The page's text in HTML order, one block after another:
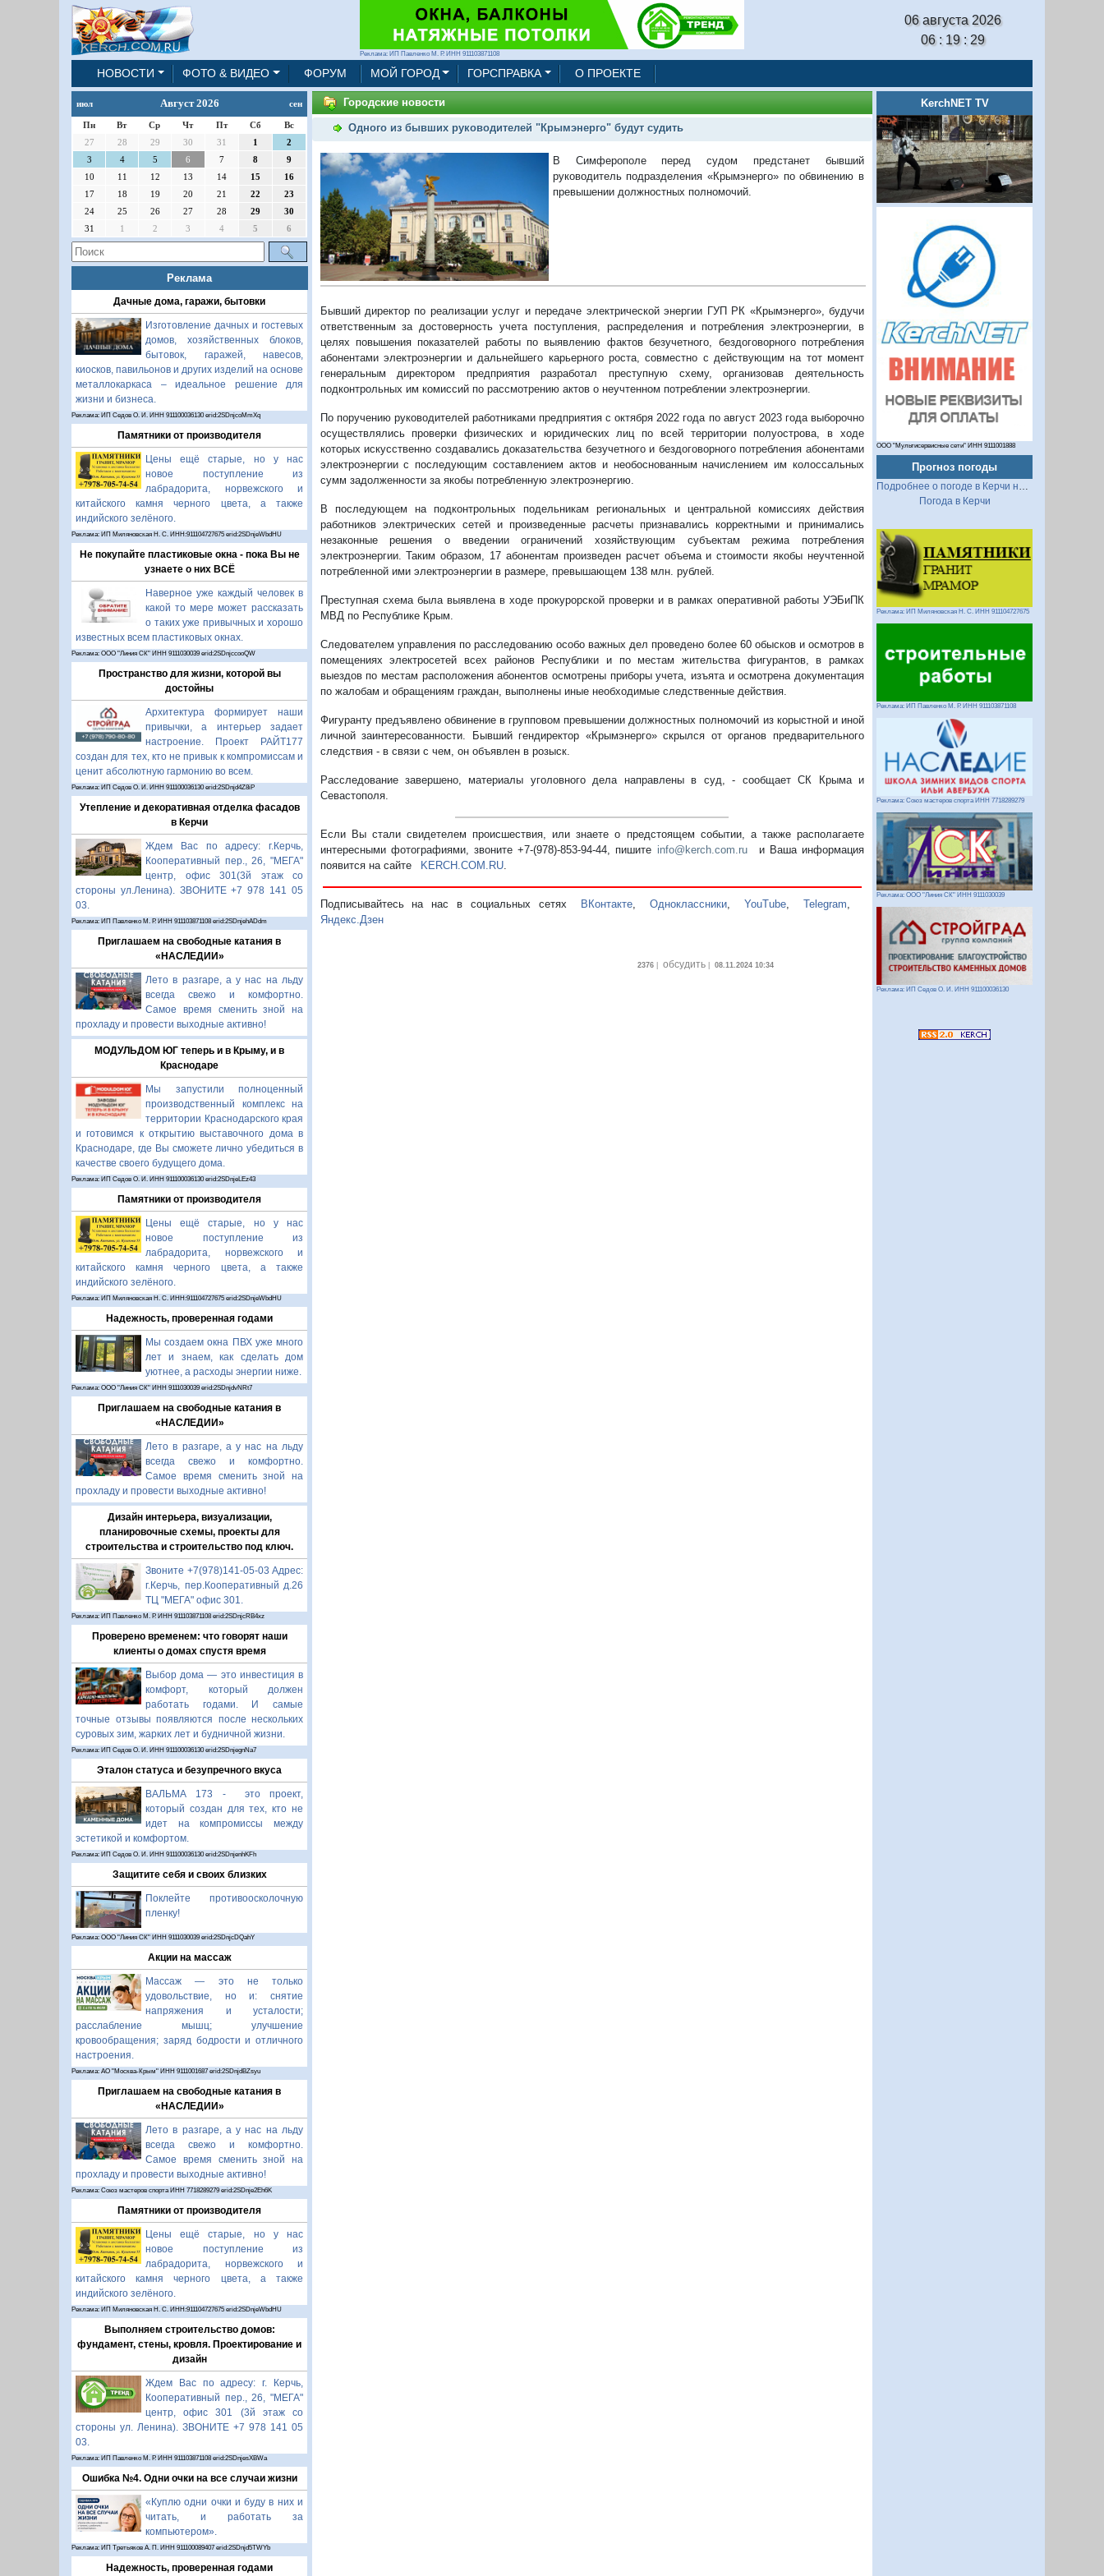
Реклама: ИП Павленко М. Р. ИНН 911103871108
06 августа 2026
06 : 19 : 29
НОВОСТИ ФОТО & ВИДЕО ФОРУМ МОЙ ГОРОД ГОРСПРАВКА О ПРОЕКТЕ
июл Август 2026 сен
Пн Вт Ср Чт Пт Сб
Вс
27
28 29 30 31 1
2
3
4 5 6 7 8
9
10
11 12 13 14 15
16
17
18 19 20 21 22
23
24
25 26 27 28 29
30
31
1 2 3 4 5 6
Реклама
Дачные дома, гаражи, бытовки
Изготовление дачных и гостевых
домов, хозяйственных блоков,
бытовок, гаражей, навесов,
киосков, павильонов и других изделий на основе
металлокаркаса – идеальное решение для
жизни и бизнеса.
Реклама: ИП Седов О. И. ИНН 911100036130 erid:2SDnjcoMmXq
Памятники от производителя
Цены ещё старые, но у нас
новое поступление из
лабрадорита, норвежского и
китайского камня черного цвета, а также
индийского зелёного.
Реклама: ИП Миляновская Н. С. ИНН:911104727675 erid:2SDnjeWbdHU
Не покупайте пластиковые окна - пока Вы не
узнаете о них ВСЁ
Наверное уже каждый человек в
какой то мере может рассказать
о таких уже привычных и хорошо
известных всем пластиковых окнах.
Реклама: ООО "Линия СК" ИНН 9111030039 erid:2SDnjccooQW
Пространство для жизни, которой вы
достойны
Архитектура формирует наши
привычки, а интерьер задает
настроение. Проект РАЙТ177
создан для тех, кто не привык к компромиссам и
ценит абсолютную гармонию во всем.
Реклама: ИП Седов О. И. ИНН 911100036130 erid:2SDnjd4Z8iP
Утепление и декоративная отделка фасадов
в Керчи
Ждем Вас по адресу: г.Керчь,
Кооперативный пер., 26, "МЕГА"
центр, офис 301(3й этаж со
стороны ул.Ленина). ЗВОНИТЕ +7 978 141 05
03.
Реклама: ИП Павленко М. Р. ИНН 911103871108 erid:2SDnjehADdm
Приглашаем на свободные катания в
«НАСЛЕДИИ»
Лето в разгаре, а у нас на льду
всегда свежо и комфортно.
Самое время сменить зной на
прохладу и провести выходные активно!
МОДУЛЬДОМ ЮГ теперь и в Крыму, и в
Краснодаре
Мы запустили полноценный
производственный комплекс на
территории Краснодарского края
и готовимся к открытию выставочного дома в
Краснодаре, где Вы сможете лично убедиться в
качестве своего будущего дома.
Реклама: ИП Седов О. И. ИНН 911100036130 erid:2SDnjeLEz43
Памятники от производителя
Цены ещё старые, но у нас
новое поступление из
лабрадорита, норвежского и
китайского камня черного цвета, а также
индийского зелёного.
Реклама: ИП Миляновская Н. С. ИНН:911104727675 erid:2SDnjeWbdHU
Надежность, проверенная годами
Мы создаем окна ПВХ уже много
лет и знаем, как сделать дом
уютнее, а расходы энергии ниже.
Реклама: ООО "Линия СК" ИНН 9111030039 erid:2SDnjdvNRt7
Приглашаем на свободные катания в
«НАСЛЕДИИ»
Лето в разгаре, а у нас на льду
всегда свежо и комфортно.
Самое время сменить зной на
прохладу и провести выходные активно!
Дизайн интерьера, визуализации,
планировочные схемы, проекты для
строительства и строительство под ключ.
Звоните +7(978)141-05-03 Адрес:
г.Керчь, пер.Кооперативный д.26
ТЦ "МЕГА" офис 301.
Реклама: ИП Павленко М. Р. ИНН 911103871108 erid:2SDnjcRB4xz
Проверено временем: что говорят наши
клиенты о домах спустя время
Выбор дома — это инвестиция в
комфорт, который должен
работать годами. И самые
точные отзывы появляются после нескольких
суровых зим, жарких лет и будничной жизни.
Реклама: ИП Седов О. И. ИНН 911100036130 erid:2SDnjegnNa7
Эталон статуса и безупречного вкуса
ВАЛЬМА 173 - это проект,
который создан для тех, кто не
идет на компромиссы между
эстетикой и комфортом.
Реклама: ИП Седов О. И. ИНН 911100036130 erid:2SDnjenhKFh
Защитите себя и своих близких
Поклейте противоосколочную
пленку!
Реклама: ООО "Линия СК" ИНН 9111030039 erid:2SDnjcDQahY
Акции на массаж
Массаж — это не только
удовольствие, но и: снятие
напряжения и усталости;
расслабление мышц; улучшение
кровообращения; заряд бодрости и отличного
настроения.
Реклама: АО "Москва-Крым" ИНН 9111001687 erid:2SDnjdBZsyu
Приглашаем на свободные катания в
«НАСЛЕДИИ»
Лето в разгаре, а у нас на льду
всегда свежо и комфортно.
Самое время сменить зной на
прохладу и провести выходные активно!
Реклама: Союз мастеров спорта ИНН 7718289279 erid:2SDnje2Eh6K
Памятники от производителя
Цены ещё старые, но у нас
новое поступление из
лабрадорита, норвежского и
китайского камня черного цвета, а также
индийского зелёного.
Реклама: ИП Миляновская Н. С. ИНН:911104727675 erid:2SDnjeWbdHU
Выполняем строительство домов:
фундамент, стены, кровля. Проектирование и
дизайн
Ждем Вас по адресу: г. Керчь,
Кооперативный пер., 26, "МЕГА"
центр, офис 301 (3й этаж со
стороны ул. Ленина). ЗВОНИТЕ +7 978 141 05
03.
Реклама: ИП Павленко М. Р. ИНН 911103871108 erid:2SDnjesXBWa
Ошибка №4. Одни очки на все случаи жизни
«Куплю одни очки и буду в них и
читать, и работать за
компьютером».
Реклама: ИП Третьяков А. П. ИНН 911100089407 erid:2SDnjd5TWYb
Надежность, проверенная годами
Городские новости
Одного из бывших руководителей "Крымэнерго" будут судить
В Симферополе перед судом предстанет бывший
руководитель подразделения «Крымэнерго» по обвинению в
превышении должностных полномочий.
Бывший директор по реализации услуг и передаче электрической энергии ГУП РК «Крымэнерго», будучи
ответственным за достоверность учета поступления, распределения и потребления электроэнергии, в
целях повышения показателей работы по выявлению фактов безучетного, бездоговорного потребления
абонентами электроэнергии и дальнейшего карьерного роста, совместно с действующим на тот момент
генеральным директором предприятия разработал преступную схему, организовав деятельность
подконтрольных им комиссий по рассмотрению актов о неучтенном потреблении электроэнергии.
По поручению руководителей работниками предприятия с октября 2022 года по август 2023 года выборочно
осуществлялись проверки физических и юридических лиц по всей территории полуострова, в ходе
которых искусственно создавались доказательства безучетного и бездоговорного потребления абонентами
электроэнергии с последующим составлением актов и необоснованным начислением им колоссальных
сумм задолженности за якобы потребленную электроэнергию.
В последующем на подконтрольных подельникам региональных и центральной комиссиях действия
работников электрических сетей и произведенные расчеты признавались корректными и принимались
незаконные решения о введении ограничений хозяйствующим субъектам режима потребления
электроэнергии. Таким образом, 17 абонентам произведен расчет объема и стоимости якобы неучтенной
потребленной ими электроэнергии в размере, превышающем 138 млн. рублей.
Преступная схема была выявлена в ходе прокурорской проверки и в рамках оперативной работы УЭБиПК
МВД по Республике Крым.
Следователем управления по расследованию особо важных дел проведено более 60 обысков и осмотров в
помещениях электросетей всех районов Республики и по местам жительства фигурантов, в рамках
выездов по местам расположения абонентов осмотрены приборы учета, изъята и осмотрена документация
по жалобам и обращениям граждан, выполнены иные необходимые следственные действия.
Фигуранту предъявлено обвинение в групповом превышении должностных полномочий из корыстной и иной
личной заинтересованности. Бывший гендиректор «Крымэнерго» скрылся от органов предварительного
следствия - в связи с чем, он объявлен в розыск.
Расследование завершено, материалы уголовного дела направлены в суд, - сообщает СК Крыма и
Севастополя.
Если Вы стали свидетелем происшествия, или знаете о предстоящем событии, а также располагаете
интересными фотографиями, звоните +7-(978)-853-94-44, пишите info@kerch.com.ru и Ваша информация
появится на сайте
KERCH.COM.RU.
Подписывайтесь на нас в социальных сетях ВКонтакте, Одноклассники,YouTube,Telegram,
Яндекс.Дзен
2376| обсудить| 08.11.2024 10:34
KerchNET TV
ООО "Мультисервисные сети" ИНН 9111001888
Прогноз погоды
Подробнее о погоде в Керчи на 2 недели
Погода в Керчи
Реклама: ИП Миляновская Н. С. ИНН 911104727675
Реклама: ИП Павленко М. Р. ИНН 911103871108
Реклама: Союз мастеров спорта ИНН 7718289279
Реклама: ООО "Линия СК" ИНН 9111030039
Реклама: ИП Седов О. И. ИНН 911100036130